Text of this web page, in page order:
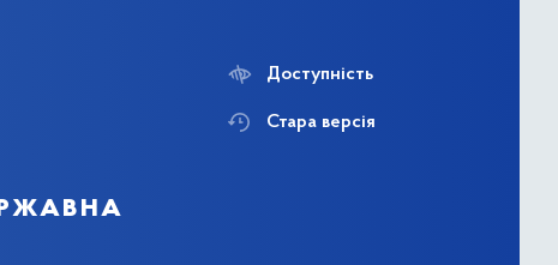
Доступність
Стара версія